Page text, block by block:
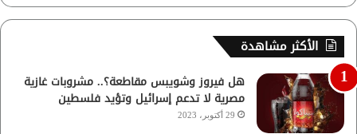
الأكثر مشاهدة
هل فيروز وشويبس مقاطعة؟.. مشروبات غازية
مصرية لا تدعم إسرائيل وتؤيد فلسطين
29 أكتوبر، 2023